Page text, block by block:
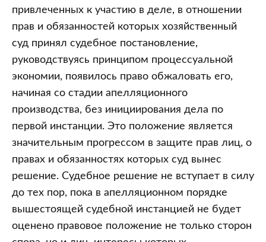
привлеченных к участию в деле, в отношении
прав и обязанностей которых хозяйственный
суд принял судебное постановление,
руководствуясь принципом процессуальной
экономии, появилось право обжаловать его,
начиная со стадии апелляционного
производства, без инициирования дела по
первой инстанции. Это положение является
значительным прогрессом в защите прав лиц, о
правах и обязанностях которых суд вынес
решение. Судебное решение не вступает в силу
до тех пор, пока в апелляционном порядке
вышестоящей судебной инстанцией не будет
оценено правовое положение не только сторон